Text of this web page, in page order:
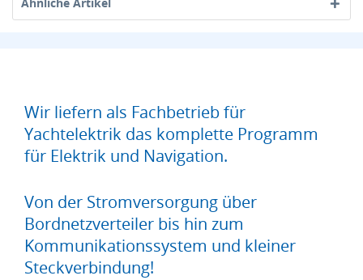
Ähnliche Artikel
Wir liefern als Fachbetrieb für
Yachtelektrik das komplette Programm
für Elektrik und Navigation.
Von der Stromversorgung über
Bordnetzverteiler bis hin zum
Kommunikationssystem und kleiner
Steckverbindung!